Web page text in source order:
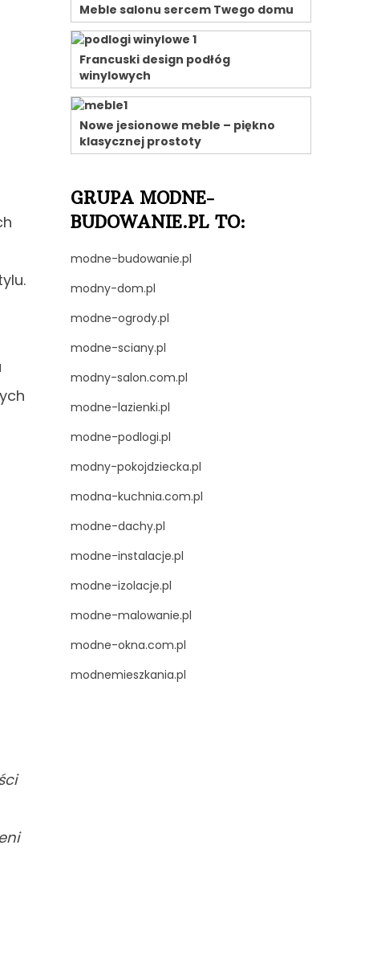
Meble salonu sercem Twego domu
Francuski design podłóg
winylowych
Nowe jesionowe meble – piękno
klasycznej prostoty
GRUPA MODNE-
BUDOWANIE.PL TO:
modne-budowanie.pl
modny-dom.pl
modne-ogrody.pl
modne-sciany.pl
modny-salon.com.pl
modne-lazienki.pl
modne-podlogi.pl
modny-pokojdziecka.pl
modna-kuchnia.com.pl
modne-dachy.pl
modne-instalacje.pl
modne-izolacje.pl
modne-malowanie.pl
modne-okna.com.pl
modnemieszkania.pl